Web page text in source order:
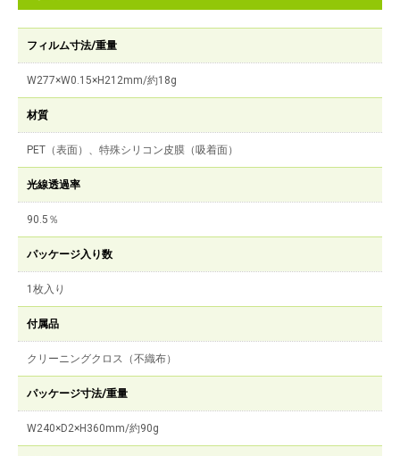
フィルム寸法/重量
W277×W0.15×H212mm/約18g
材質
PET（表面）、特殊シリコン皮膜（吸着面）
光線透過率
90.5％
パッケージ入り数
1枚入り
付属品
クリーニングクロス（不織布）
パッケージ寸法/重量
W240×D2×H360mm/約90g